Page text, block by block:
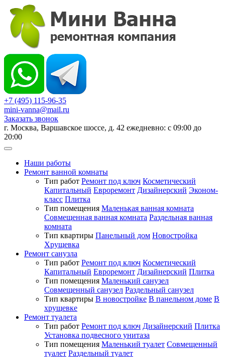
+7 (495) 115-96-35
mini-vanna@mail.ru
Заказать звонок
г. Москва, Варшавское шоссе, д. 42 ежедневно: с 09:00 до
20:00
Наши работы
Ремонт ванной комнаты
Тип работ Ремонт под ключ Косметический
Капитальный Евроремонт Дизайнерский Эконом-
класс Плитка
Тип помещения Маленькая ванная комната
Совмещенная ванная комната Раздельная ванная
комната
Тип квартиры Панельный дом Новостройка
Хрущевка
Ремонт санузла
Тип работ Ремонт под ключ Косметический
Капитальный Евроремонт Дизайнерский Плитка
Тип помещения Маленький санузел
Совмещенный санузел Раздельный санузел
Тип квартиры В новостройке В панельном доме В
хрущевке
Ремонт туалета
Тип работ Ремонт под ключ Дизайнерский Плитка
Установка подвесного унитаза
Тип помещения Маленький туалет Совмещенный
туалет Раздельный туалет